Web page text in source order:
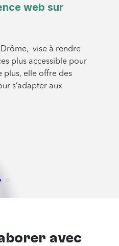
web sur
vise à rendre
plus accessible pour
plus, elle offre des
s’adapter aux
avec